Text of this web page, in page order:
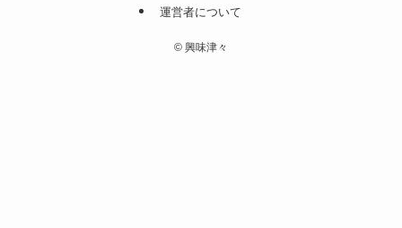
運営者について
© 興味津々